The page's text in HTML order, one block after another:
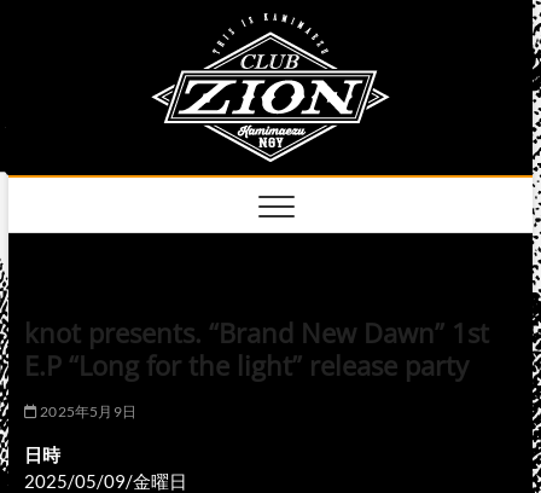
knot presents. “Brand New Dawn” 1st
E.P “Long for the light” release party
2025年5月9日
日時
2025/05/09/金曜日